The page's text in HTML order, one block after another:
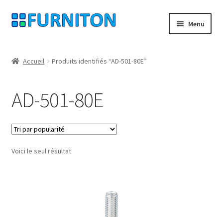
Aller
à
navigation
Aller
au
Menu
Protection des données
Droit de rétractation
Contact
CONDITIONS GÉNÉRALES DE VENTE
Accueil Produits identifiés “AD-501-80E”
AD-501-80E
Voici le seul résultat